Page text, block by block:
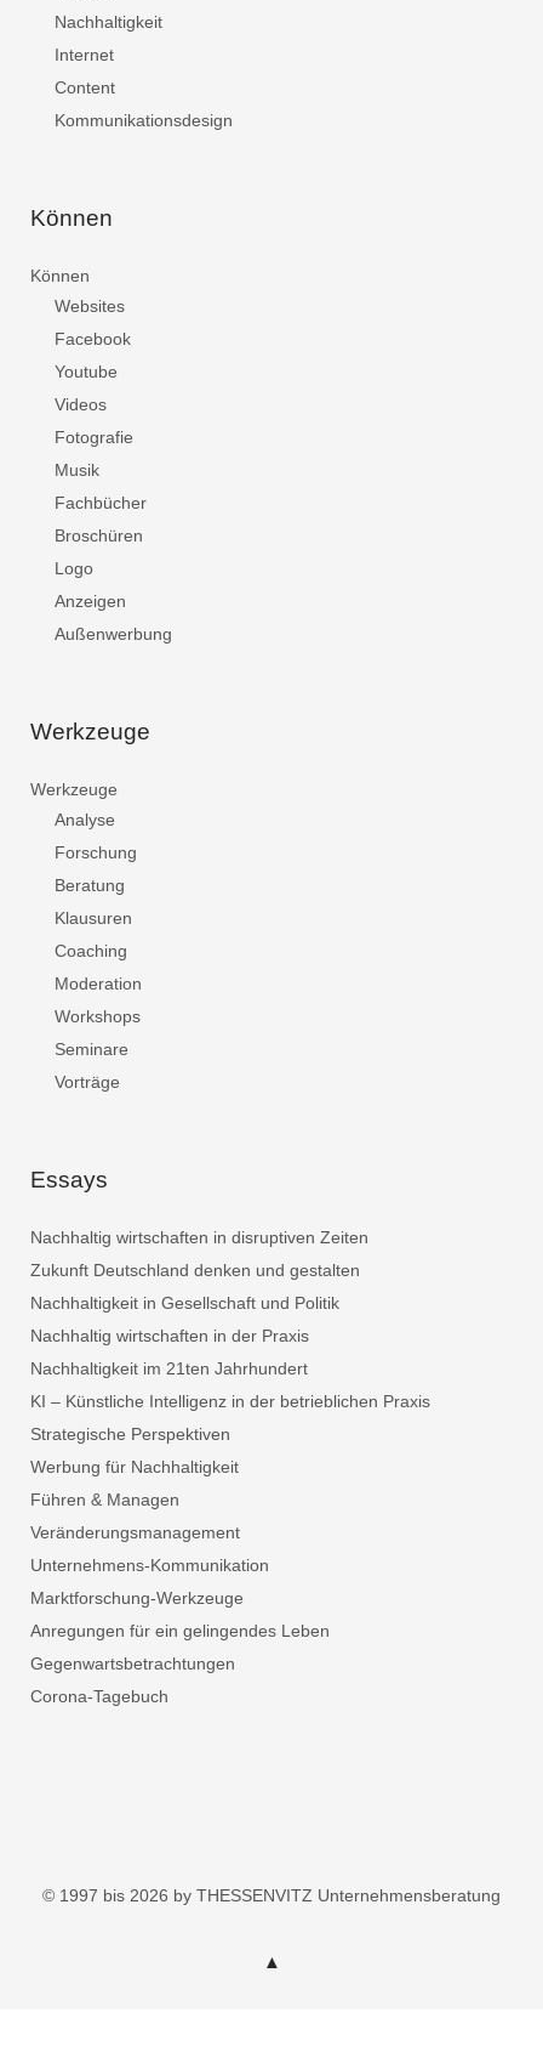
Nachhaltigkeit
Internet
Content
Kommunikationsdesign
Können
Können
Websites
Facebook
Youtube
Videos
Fotografie
Musik
Fachbücher
Broschüren
Logo
Anzeigen
Außenwerbung
Werkzeuge
Werkzeuge
Analyse
Forschung
Beratung
Klausuren
Coaching
Moderation
Workshops
Seminare
Vorträge
Essays
Nachhaltig wirtschaften in disruptiven Zeiten
Zukunft Deutschland denken und gestalten
Nachhaltigkeit in Gesellschaft und Politik
Nachhaltig wirtschaften in der Praxis
Nachhaltigkeit im 21ten Jahrhundert
KI – Künstliche Intelligenz in der betrieblichen Praxis
Strategische Perspektiven
Werbung für Nachhaltigkeit
Führen & Managen
Veränderungsmanagement
Unternehmens-Kommunikation
Marktforschung-Werkzeuge
Anregungen für ein gelingendes Leben
Gegenwartsbetrachtungen
Corona-Tagebuch
© 1997 bis 2026 by THESSENVITZ Unternehmensberatung